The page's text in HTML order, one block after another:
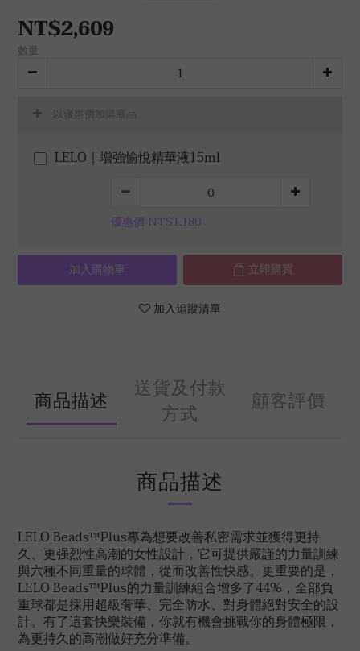
NT$2,609
數量
以優惠價加購商品
LELO｜增強愉悅精華液15ml
優惠價 NT$1,180
加入購物車 立即購買
加入追蹤清單
商品描述
送貨及付款
方式
顧客評價
商品描述
LELO Beads™Plus專為想要改善私密需求並獲得更持
久、更强烈性高潮的女性設計，它可提供嚴謹的力量訓練
與六種不同重量的球體，從而改善性快感。更重要的是，
LELO Beads™Plus的力量訓練組合增多了44%，全部負
重球都是採用超級奢華、完全防水、對身體絕對安全的設
計。有了這套快樂裝備，你就有機會挑戰你的身體極限，
為更持久的高潮做好充分準備。